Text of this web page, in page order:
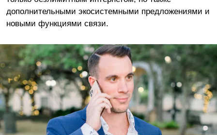
дополнительными экосистемными предложениями и
новыми функциями связи.